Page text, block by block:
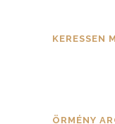
KERESSEN
ÖRMÉNY